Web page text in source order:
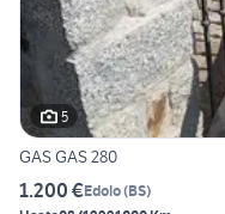
5
GAS GAS 280
1.200 €Edolo(BS)